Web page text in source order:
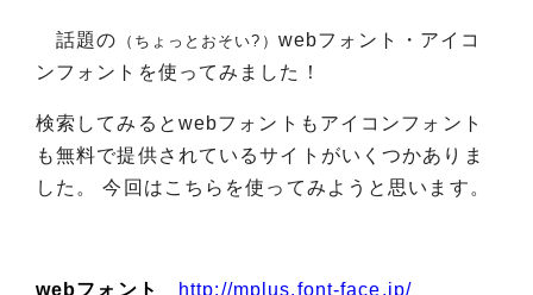
話題の （ちょっとおそい? ） webフォント・アイコ
ンフォントを使ってみました！
検索してみるとwebフォントもアイコンフォント
も無料で提供されているサイトがいくつかありま
した。 今回はこちらを使ってみようと思います。
webフォント http://mplus.font-face.jp/